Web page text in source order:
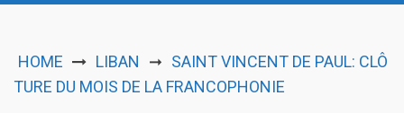
HOME LIBAN ➞ SAINT VINCENT DE PAUL: CLÔ
TURE DU MOIS DE LA FRANCOPHONIE